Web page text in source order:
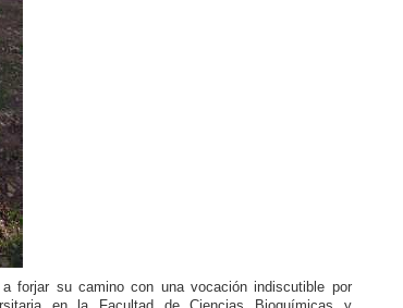
forjar su camino con una vocación indiscutible por